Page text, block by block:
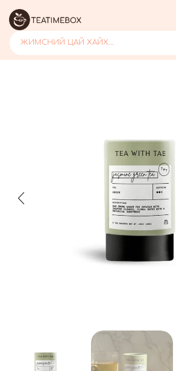
ЖИМСНИЙ ЦАЙ ХАЙХ...